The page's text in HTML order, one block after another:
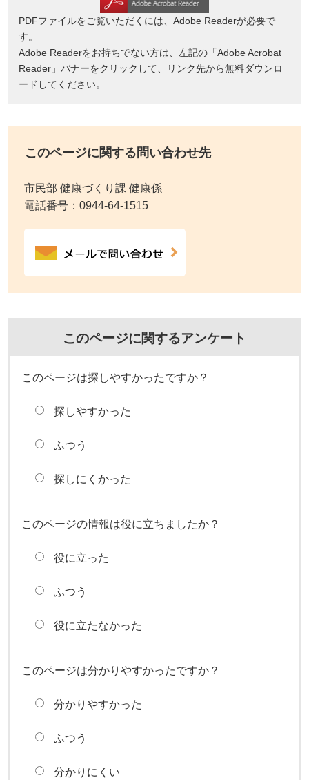
PDFファイルをご覧いただくには、Adobe Readerが必要で
す。
Adobe Readerをお持ちでない方は、左記の「Adobe Acrobat
Reader」バナーをクリックして、リンク先から無料ダウンロ
ードしてください。
このページに関する問い合わせ先
市民部 健康づくり課 健康係
電話番号：0944-64-1515
このページに関するアンケート
このページは探しやすかったですか？
探しやすかった
ふつう
探しにくかった
このページの情報は役に立ちましたか？
役に立った
ふつう
役に立たなかった
このページは分かりやすかったですか？
分かりやすかった
ふつう
分かりにくい